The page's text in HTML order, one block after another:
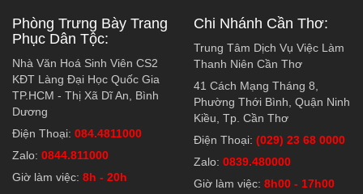
Phòng Trưng Bày Trang
Phục Dân Tộc:
Nhà Văn Hoá Sinh Viên CS2
KĐT Làng Đại Học Quốc Gia
TP.HCM - Thị Xã Dĩ An, Bình
Dương
Điện Thoại: 084.4811000
Zalo: 0844.811000
Giờ làm việc: 8h - 20h
Chi Nhánh Cần Thơ:
Trung Tâm Dịch Vụ Việc Làm
Thanh Niên Cần Thơ
41 Cách Mạng Tháng 8,
Phường Thới Bình, Quận Ninh
Kiều, Tp. Cần Thơ
Điện Thoại: (029) 23 68 0000
Zalo: 0839.480000
Giờ làm việc: 8h00 - 17h00